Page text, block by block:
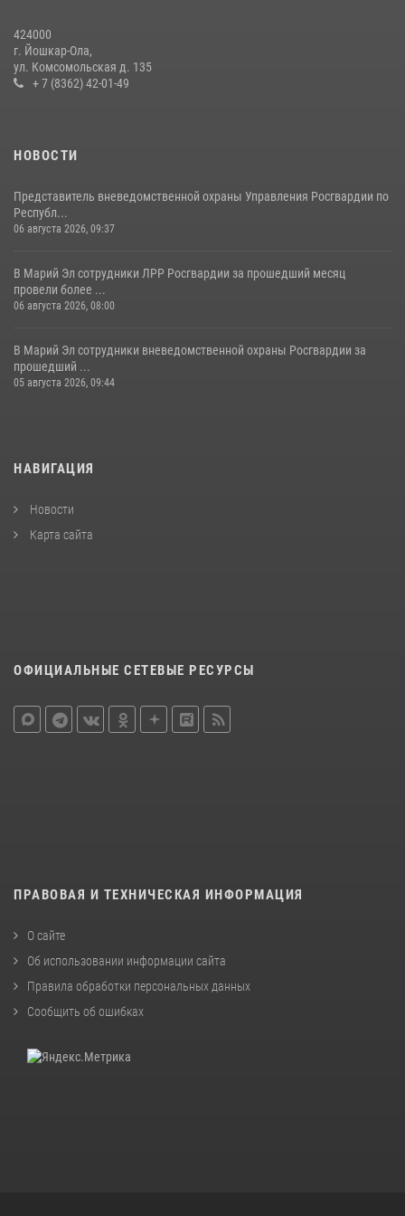
08 июля 2026, 13:48
Управление Росгвардии по Республике Марий Эл приняло участие в
424000
г. Йошкар-Ола,
ул. Комсомольская д. 135
+ 7 (8362) 42-01-49
НОВОСТИ
Представитель вневедомственной охраны Управления Росгвардии по
Республ...
06 августа 2026, 09:37
В Марий Эл сотрудники ЛРР Росгвардии за прошедший месяц
провели более ...
06 августа 2026, 08:00
В Марий Эл сотрудники вневедомственной охраны Росгвардии за
прошедший ...
05 августа 2026, 09:44
НАВИГАЦИЯ
Новости
Карта сайта
ОФИЦИАЛЬНЫЕ СЕТЕВЫЕ РЕСУРСЫ
ПРАВОВАЯ И ТЕХНИЧЕСКАЯ ИНФОРМАЦИЯ
О сайте
Об использовании информации сайта
Правила обработки персональных данных
Сообщить об ошибках